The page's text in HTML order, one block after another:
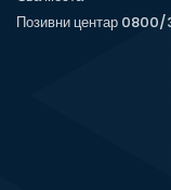
Позивни центар